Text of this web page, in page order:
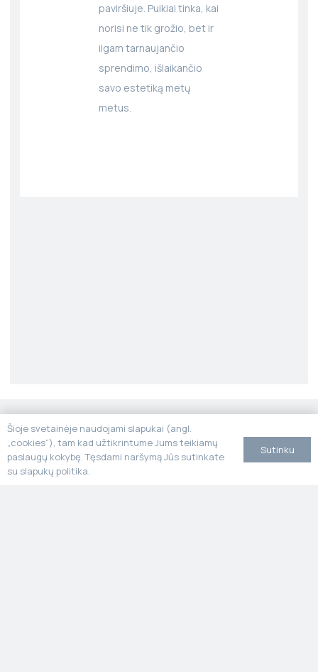
paviršiuje. Puikiai tinka, kai
norisi ne tik grožio, bet ir
ilgam tarnaujančio
sprendimo, išlaikančio
savo estetiką metų
metus.
Geriausia kokybė
Pagaminta iš kruopščiai atrinktų natūralių medžiagų, užtikrinant
Šioje svetainėje naudojami slapukai (angl.
„cookies“), tam kad užtikrintume Jums teikiamų
paslaugų kokybę. Tęsdami naršymą Jūs sutinkate
su slapukų politika.
Sutinku